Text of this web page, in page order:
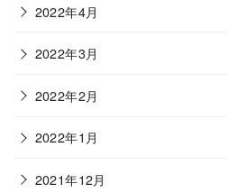
2022年4月
2022年3月
2022年2月
2022年1月
2021年12月